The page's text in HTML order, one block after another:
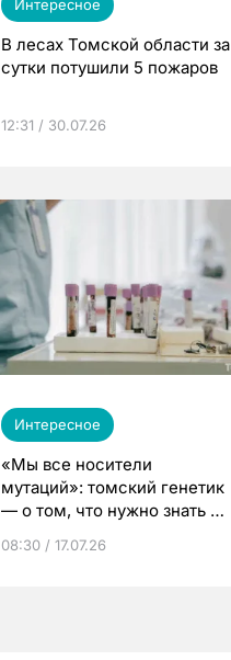
Интересное
В лесах Томской области за
сутки потушили 5 пожаров
12:31 / 30.07.26
Интересное
«Мы все носители
мутаций»: томский генетик
— о том, что нужно знать до
08:30 / 17.07.26